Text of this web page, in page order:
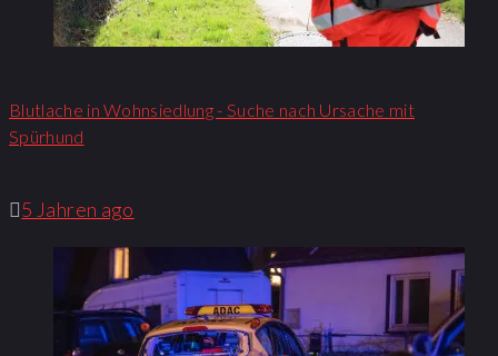
Blutlache in Wohnsiedlung - Suche nach Ursache mit
Spürhund
5 Jahren ago